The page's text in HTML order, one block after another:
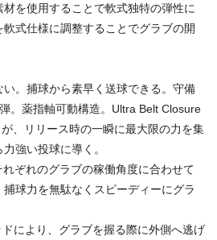
を使用することで軟式独特の弾性に
式仕様に調整することでグラブの開
。捕球から素早く送球できる。守備
。薬指軸可動構造。Ultra Belt Closure
、リリース時の一瞬に最大限の力を集
強い投球に導く。
ぞれのグラブの稼働角度に合わせて
球力を無駄なくスピーディーにグラ
により、グラブを握る際に外側へ逃げ